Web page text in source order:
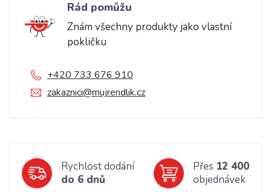
Rád pomůžu
Znám všechny produkty jako vlastní
pokličku
+420 733 676 910
zakaznici@mujrendlik.cz
Rychlost dodání
do 6 dnů
Přes 12 400
objednávek